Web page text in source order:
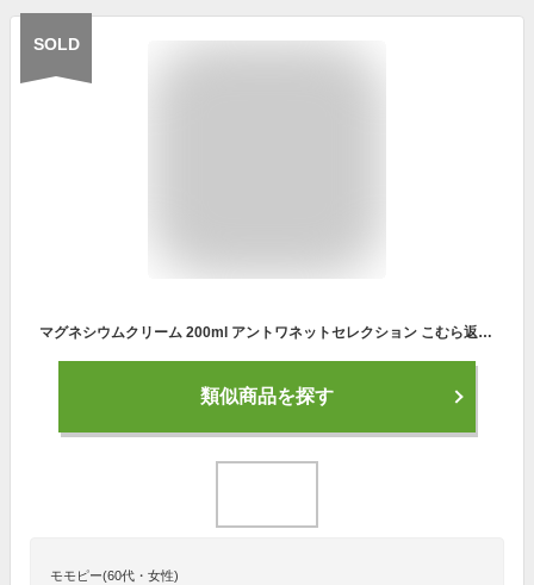
SOLD
マグネシウムクリーム 200ml アントワネットセレクション こむら返り 筋肉痛 マグネシウム ベタベタしない 全身 エコノミー症候群対策 筋肉ほぐし 介護 デイサービス お風呂上り 立ち仕事 むくみ対策
類似商品を探す
モモピー(60代・女性)